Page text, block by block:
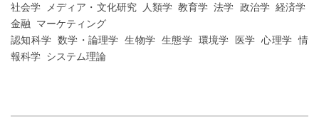
社会学 メディア・文化研究 人類学 教育学 法学 政治学 経済学
金融 マーケティング
認知科学 数学・論理学 生物学 生態学 環境学 医学 心理学 情
報科学 システム理論